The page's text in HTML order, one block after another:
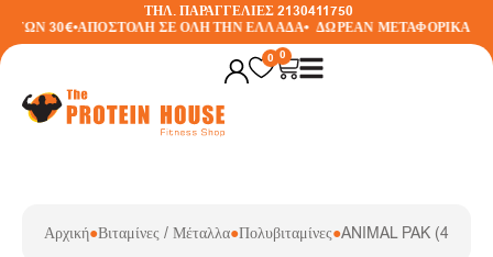
ΤΗΛ. ΠΑΡΑΓΓΕΛΙΕΣ 2130411750
30€•ΑΠΟΣΤΟΛΗ ΣΕ ΟΛΗ ΤΗΝ ΕΛΛΑΔΑ• ΔΩΡΕΑΝ ΜΕΤΑΦΟΡΙΚΑ ΣΕ
0 0
Αρχική●Βιταμίνες / Μέταλλα●Πολυβιταμίνες●ANIMAL PAK (44